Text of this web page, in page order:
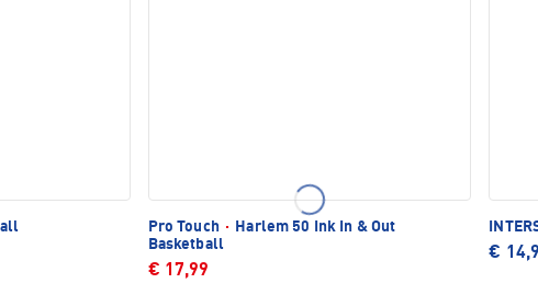
Pro Touch ·
Harlem 50 Ink In & Out
Basketball
€ 17,99
€